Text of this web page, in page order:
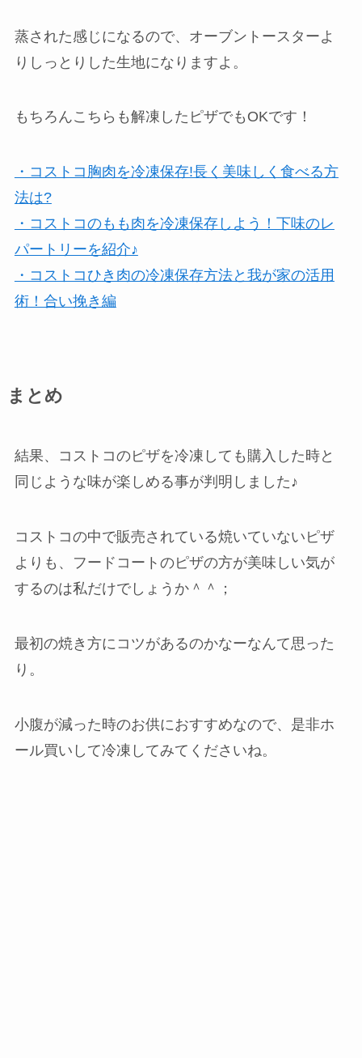
蒸された感じになるので、オーブントースターよ
りしっとりした生地になりますよ。
もちろんこちらも解凍したピザでもOKです！
・コストコ胸肉を冷凍保存!長く美味しく食べる方
法は?
・コストコのもも肉を冷凍保存しよう！下味のレ
パートリーを紹介♪
・コストコひき肉の冷凍保存方法と我が家の活用
術！合い挽き編
まとめ
結果、コストコのピザを冷凍しても購入した時と
同じような味が楽しめる事が判明しました♪
コストコの中で販売されている焼いていないピザ
よりも、フードコートのピザの方が美味しい気が
するのは私だけでしょうか＾＾；
最初の焼き方にコツがあるのかなーなんて思った
り。
小腹が減った時のお供におすすめなので、是非ホ
ール買いして冷凍してみてくださいね。